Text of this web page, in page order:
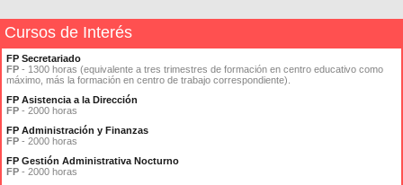
Cursos de Interés
FP Secretariado
FP - 1300 horas (equivalente a tres trimestres de formación en centro educativo como
máximo, más la formación en centro de trabajo correspondiente).
FP Asistencia a la Dirección
FP - 2000 horas
FP Administración y Finanzas
FP - 2000 horas
FP Gestión Administrativa Nocturno
FP - 2000 horas